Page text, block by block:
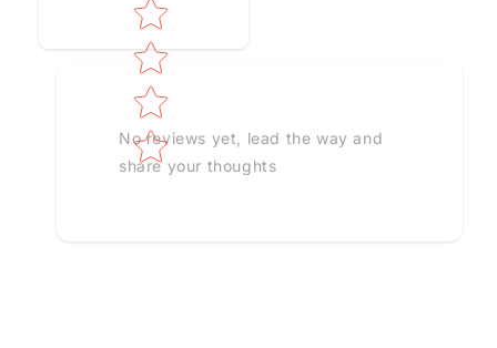
No reviews yet, lead the way and
share your thoughts